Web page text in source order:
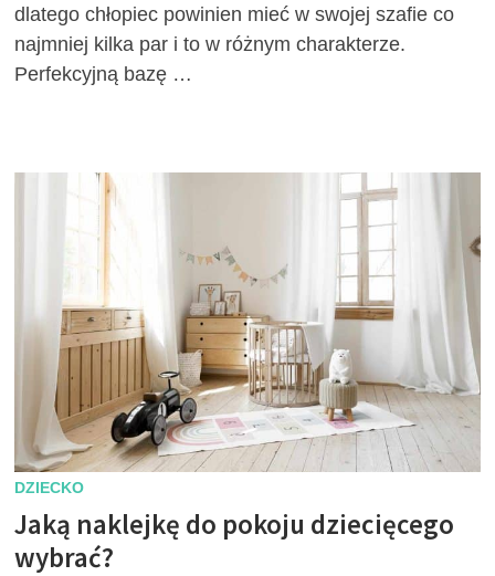
dlatego chłopiec powinien mieć w swojej szafie co
najmniej kilka par i to w różnym charakterze.
Perfekcyjną bazę …
DZIECKO
Jaką naklejkę do pokoju dziecięcego
wybrać?